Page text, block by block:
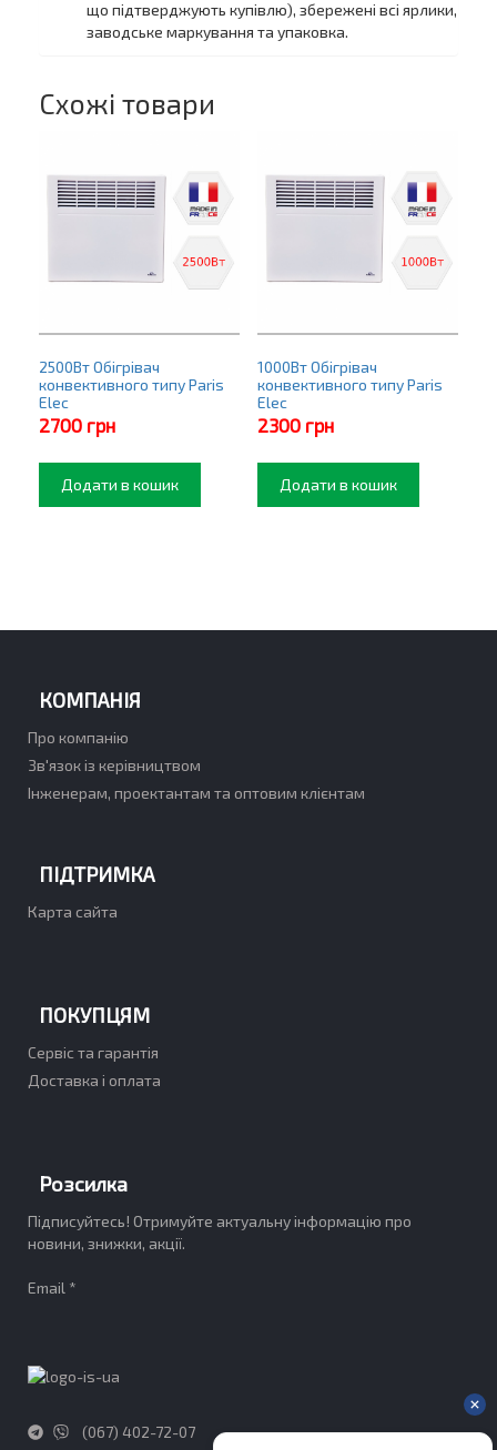
що підтверджують купівлю), збережені всі ярлики,
заводське маркування та упаковка.
Схожі товари
2500Вт Обігрівач
конвективного типу Paris
Elec
2700 грн
Додати в кошик
1000Вт Обігрівач
конвективного типу Paris
Elec
2300 грн
Додати в кошик
КОМПАНІЯ
Про компанію
Зв'язок із керівництвом
Інженерам, проектантам та оптовим клієнтам
ПІДТРИМКА
Карта сайта
ПОКУПЦЯМ
Сервіс та гарантія
Доставка і оплата
Розсилка
Підписуйтесь! Отримуйте актуальну інформацію про
новини, знижки, акції.
Email *
(067) 402-72-07